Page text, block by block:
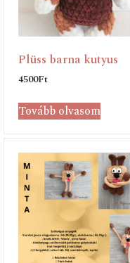
Plüss barna kutyus
4500Ft
Tovább olvasom